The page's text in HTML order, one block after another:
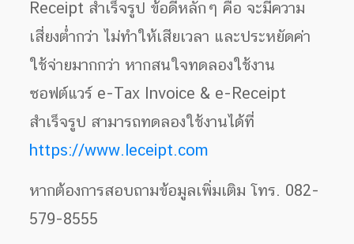
Receipt สำเร็จรูป ข้อดีหลักๆ คือ จะมีความ
เสี่ยงต่ำกว่า ไม่ทำให้เสียเวลา และประหยัดค่า
ใช้จ่ายมากกว่า หากสนใจทดลองใช้งาน
ซอฟต์แวร์ e-Tax Invoice & e-Receipt
สำเร็จรูป สามารถทดลองใช้งานได้ที่
https://www.leceipt.com
หากต้องการสอบถามข้อมูลเพิ่มเติม โทร. 082-
579-8555